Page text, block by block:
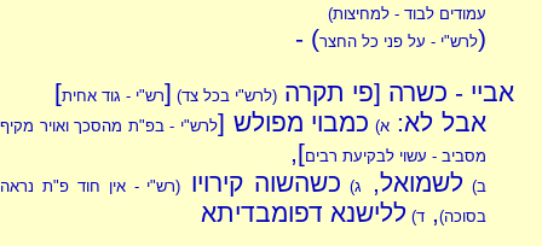
עמודים לבוד - למחיצות)
(לרש"י - על פני כל החצר) -
אביי - כשרה [פי תקרה(לרש"י בכל צד) [רש"י - גוד אחית]
אבל לא:א) כמבוי מפולש [לרש"י - בפ"ת מהסכך ואויר מקיף
מסביב - עשוי לבקיעת רבים],
ב) לשמואל, ג) כשהשוה קירויו
(רש"י - אין חוד פ"ת נראה
בסוכה),ד)ללישנא דפומבדיתא